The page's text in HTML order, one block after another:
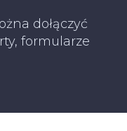
dołączyć
formularze